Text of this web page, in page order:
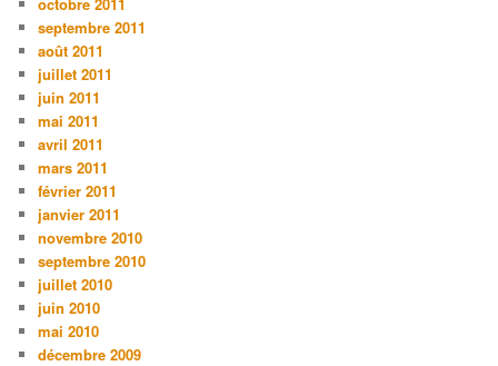
septembre 2011
août 2011
juillet 2011
juin 2011
mai 2011
avril 2011
mars 2011
février 2011
janvier 2011
novembre 2010
septembre 2010
juillet 2010
juin 2010
mai 2010
décembre 2009